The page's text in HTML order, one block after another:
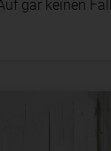
gar keinen